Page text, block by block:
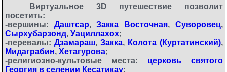
Виртуальное 3D путешествие позволит
посетить:
-вершины: Даштсар,Закка Восточная,Суворовец,
Сырхубарзонд, Уациллахох;
-перевалы: Дзамараш, Закка, Колота (Куртатинский),
Мидаграбин, Хетагурова;
-религиозно-культовые места: церковь святого
Георгия в селении Кесатикау;